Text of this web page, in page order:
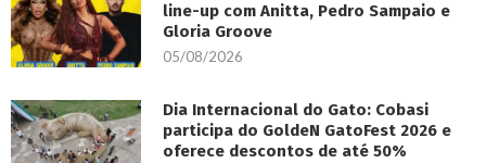
line-up com Anitta, Pedro Sampaio e
Gloria Groove
05/08/2026
Dia Internacional do Gato: Cobasi
participa do GoldeN GatoFest 2026 e
oferece descontos de até 50%